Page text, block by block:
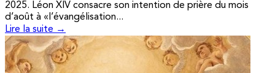
2025. Léon XIV consacre son intention de prière du mois
d’août à «l’évangélisation...
Lire la suite →